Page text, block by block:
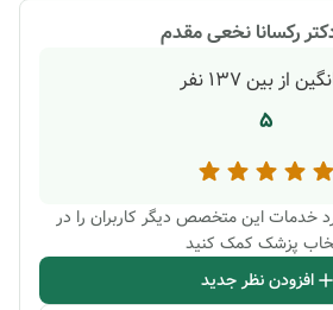
رکسانا نخعی مقدم
از بین137 نفر
5
خدمات این متخصص دیگر کاربران را در
پزشک کمک کنید
افزودن نظر جدید